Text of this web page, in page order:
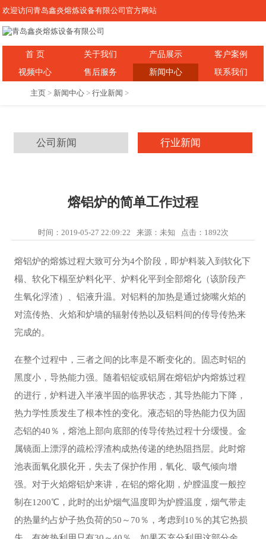
欢迎访问青岛鑫炎熔炼设备有限公司官方网站
首 页 关于我们 产品展示
客户案例
视频中心
售后服务 新闻中心 联系我们
主页 > 新闻中心 >行业新闻 >
公司新闻 行业新闻
熔铝炉的简单工作过程
时间：2019-05-27 22:09:22 来源：未知 点击： 1892次
熔铝炉的熔炼过程大致可分为4个阶段，即炉料装入到软化下
榻、软化下榻至炉料化平、炉料化平到全部熔化（该阶段产
生氧化浮渣）、铝液升温。对铝料的加热是通过烧嘴火焰的
对流传热、火焰和炉墙的辐射传热以及铝料间的传导传热来
完成的。
在整个过程中，三者之间的比率是不断变化的。固态时铝的
黑度小，导热能力强。随着铝锭或铝屑在熔铝炉内熔炼过程
的进行，炉料进入半液半固的临界状态，其导热能力下降，
热力学性质发生了根本性的变化。液态铝的导热能力仅为固
态铝的40％，熔池上部向底部的传导传热过程十分缓慢。金
属镜面上漂浮的疏松浮渣构成热传递的绝热阻挡层。此时熔
池表面氧化膜化开，失去了保护作用，氧化、吸气倾向增
强。对于火焰熔铝炉来讲，在铝的熔化期，炉膛温度一般控
制在1200℃，此时的出炉烟气温度即为炉膛温度，烟气带走
的热量约占炉子热负荷的50～70％，考虑到10％的其它热损